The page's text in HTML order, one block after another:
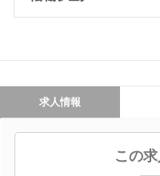
求人情報
この